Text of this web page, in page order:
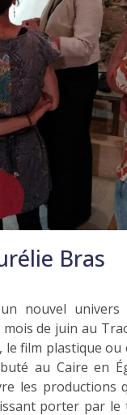
Bras
nouvel univers
de juin au
film plastique ou
au Caire en
les
porter par